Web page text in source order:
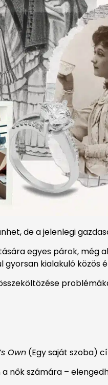
de a jelenlegi
egyes párok, még
gyorsan kialakuló közös
Own (Egy saját szoba)
nők számára –